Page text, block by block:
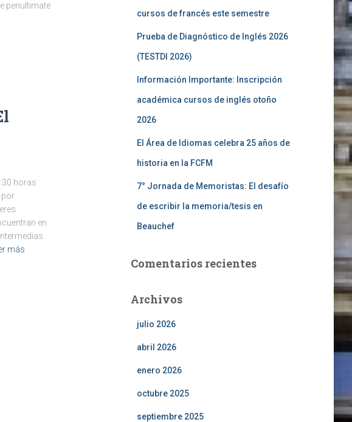
penultimate
horas
por
en
más
cursos de francés este semestre
Prueba de Diagnóstico de Inglés 2026
(TESTDI 2026)
Información Importante: Inscripción
académica cursos de inglés otoño
2026
El Área de Idiomas celebra 25 años de
historia en la FCFM
7° Jornada de Memoristas: El desafío
de escribir la memoria/tesis en
Beauchef
Comentarios recientes
Archivos
julio 2026
abril 2026
enero 2026
octubre 2025
septiembre 2025